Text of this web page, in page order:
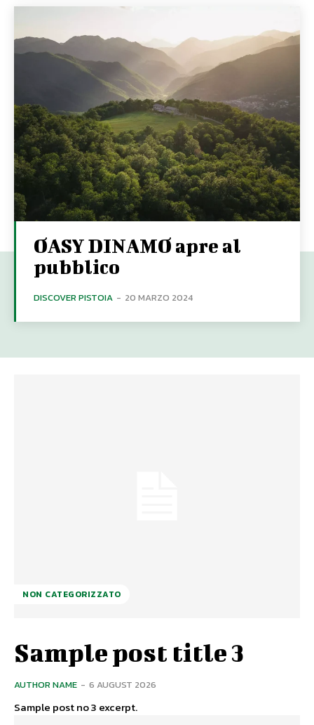
OASY DINAMO apre al
pubblico
DISCOVER PISTOIA - 20 MARZO 2024
NON CATEGORIZZATO
Sample post title 3
AUTHOR NAME - 6 AUGUST 2026
Sample post no 3 excerpt.